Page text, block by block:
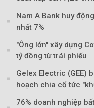
Nam A Bank huy
nhất 7%
"Ông lớn" xây dựng
tỷ đồng từ trái phiếu
Gelex Electric (GEE)
hoạch chia cổ tức
76% doanh nghiệp